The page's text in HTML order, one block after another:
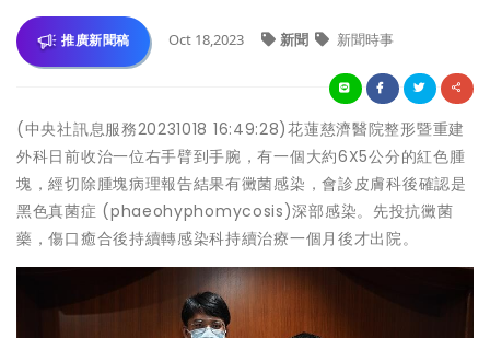
推廣新聞稿 Oct 18,2023 新聞 新聞時事
(中央社訊息服務20231018 16:49:28)花蓮慈濟醫院整形暨重建
外科日前收治一位右手臂到手腕，有一個大約6X5公分的紅色腫
塊，經切除腫塊病理報告結果有黴菌感染，會診皮膚科後確認是
黑色真菌症 (phaeohyphomycosis)深部感染。先投抗黴菌
藥，傷口癒合後持續轉感染科持續治療一個月後才出院。